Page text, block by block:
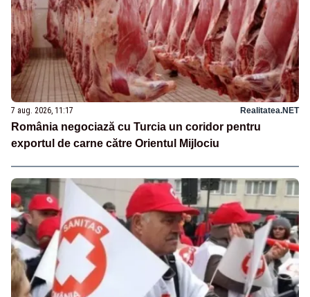
7 aug. 2026, 11:17 Realitatea.NET
România negociază cu Turcia un coridor pentru
exportul de carne către Orientul Mijlociu